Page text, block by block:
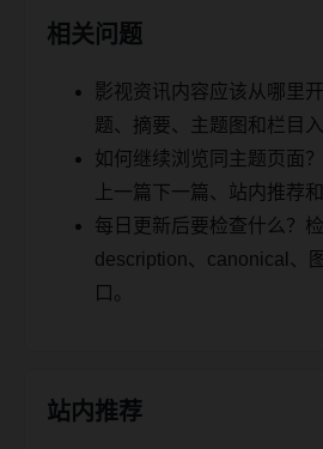
相关问题
影视资讯内容应该从哪里
题、摘要、主题图和栏目
如何继续浏览同主题页面
上一篇下一篇、站内推荐
每日更新后要检查什么？
description、canonical、
口。
站内推荐